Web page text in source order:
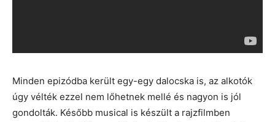
Minden epizódba került egy-egy dalocska is, az alkotók
úgy vélték ezzel nem lőhetnek mellé és nagyon is jól
gondolták. Később musical is készült a rajzfilmben